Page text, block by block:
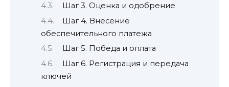
Шаг 3. Оценка и одобрение
Шаг 4. Внесение
обеспечительного платежа
Шаг 5. Победа и оплата
Шаг 6. Регистрация и передача
ключей